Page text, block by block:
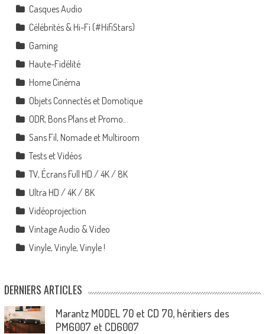
Casques Audio
Célébrités & Hi-Fi (#HifiStars)
Gaming
Haute-Fidélité
Home Cinéma
Objets Connectés et Domotique
ODR, Bons Plans et Promo…
Sans Fil, Nomade et Multiroom
Tests et Vidéos
TV, Écrans Full HD / 4K / 8K
Ultra HD / 4K / 8K
Vidéoprojection
Vintage Audio & Video
Vinyle, Vinyle, Vinyle !
DERNIERS ARTICLES
Marantz MODEL 70 et CD 70, héritiers des
PM6007 et CD6007